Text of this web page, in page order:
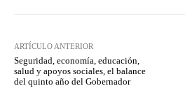
ARTÍCULO ANTERIOR
Seguridad, economía, educación,
salud y apoyos sociales, el balance
del quinto año del Gobernador